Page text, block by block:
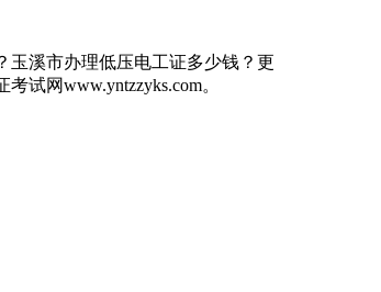
玉溪市办理低压电工证多少钱？更
试网www.yntzzyks.com。